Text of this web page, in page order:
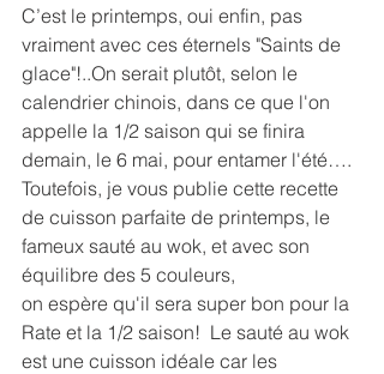
C’est le printemps, oui enfin, pas
vraiment avec ces éternels "Saints de
glace"!..On serait plutôt, selon le
calendrier chinois, dans ce que l'on
appelle la 1/2 saison qui se finira
demain, le 6 mai, pour entamer l'été….
Toutefois, je vous publie cette recette
de cuisson parfaite de printemps, le
fameux sauté au wok, et avec son
équilibre des 5 couleurs,
on espère qu'il sera super bon pour la
Rate et la 1/2 saison!  Le sauté au wok
est une cuisson idéale car les